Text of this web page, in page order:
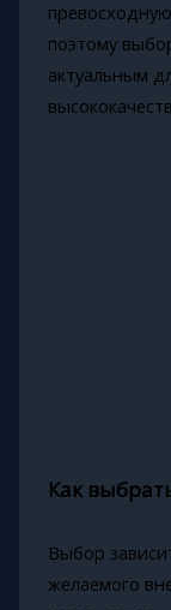
поэтому
актуальным
Как
Выбор
желаемого